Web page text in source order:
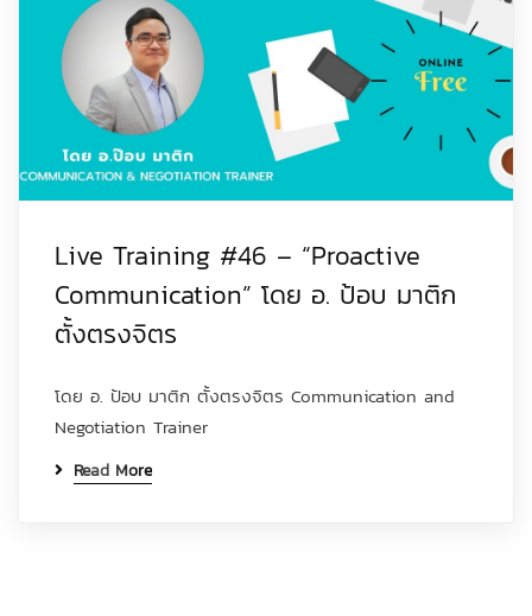
Live Training #46 – “Proactive
Communication” โดย อ. ป้อบ มาติก
ตั้งตรงจิตร
โดย อ. ป้อบ มาติก ตั้งตรงจิตร Communication and
Negotiation Trainer
Read More